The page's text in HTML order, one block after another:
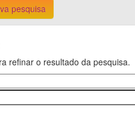
pesquisa
refinar o resultado da pesquisa.